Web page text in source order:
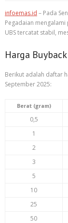
infoemas.id – Pada
Pegadaian
UBS tercatat stabil,
Harga
Berikut adalah daftar
September 2025:
Berat (gram)
0,5
1
2
3
5
10
25
50